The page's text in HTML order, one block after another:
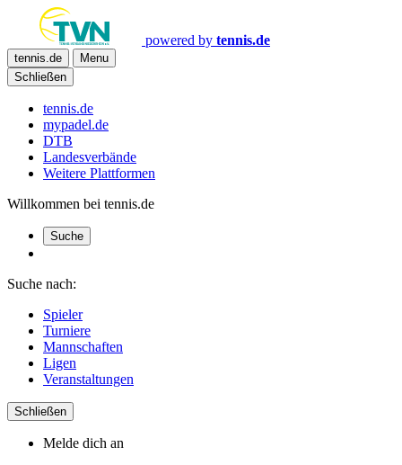
powered by tennis.de
tennis.de
Menu
Schließen
tennis.de
mypadel.de
DTB
Landesverbände
Weitere Plattformen
Willkommen bei tennis.de
Suche
Suche nach:
Spieler
Turniere
Mannschaften
Ligen
Veranstaltungen
Schließen
Melde dich an